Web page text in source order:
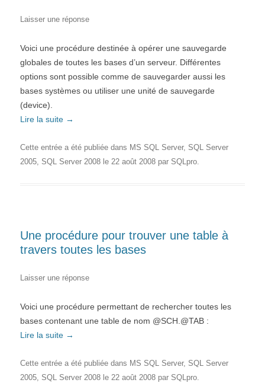
Laisser une réponse
Voici une procédure destinée à opérer une sauvegarde
globales de toutes les bases d’un serveur. Différentes
options sont possible comme de sauvegarder aussi les
bases systèmes ou utiliser une unité de sauvegarde
(device).
Lire la suite →
Cette entrée a été publiée dans MS SQL Server, SQL Server
2005, SQL Server 2008 le 22 août 2008 par SQLpro.
Une procédure pour trouver une table à
travers toutes les bases
Laisser une réponse
Voici une procédure permettant de rechercher toutes les
bases contenant une table de nom @SCH.@TAB :
Lire la suite →
Cette entrée a été publiée dans MS SQL Server, SQL Server
2005, SQL Server 2008 le 22 août 2008 par SQLpro.